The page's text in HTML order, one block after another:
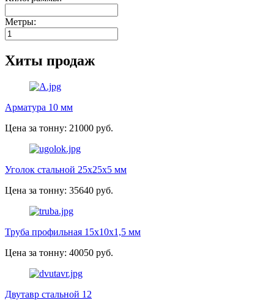
Метры:
Хиты продаж
Арматура 10 мм
Цена за тонну: 21000 руб.
Уголок стальной 25х25х5 мм
Цена за тонну: 35640 руб.
Труба профильная 15х10х1,5 мм
Цена за тонну: 40050 руб.
Двутавр стальной 12